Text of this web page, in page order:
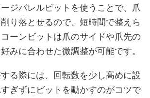
ジバレルビットを使うことで、爪
り落とせるので、短時間で整えら
ーンビットは爪のサイドや爪先の
みに合わせた微調整が可能です。
る際には、回転数を少し高めに設
ぎずにビットを動かすのがコツで